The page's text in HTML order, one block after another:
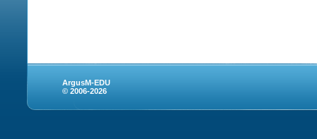
ArgusM-EDU
© 2006-2026